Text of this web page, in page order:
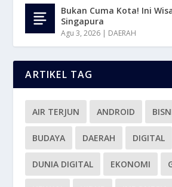
Bukan Cuma Kota! Ini
Singapura
Agu 3, 2026 | DAERAH
ARTIKEL TAG
AIR TERJUN ANDROID
BUDAYA DAERAH DIGITAL
DUNIA DIGITAL EKONOMI